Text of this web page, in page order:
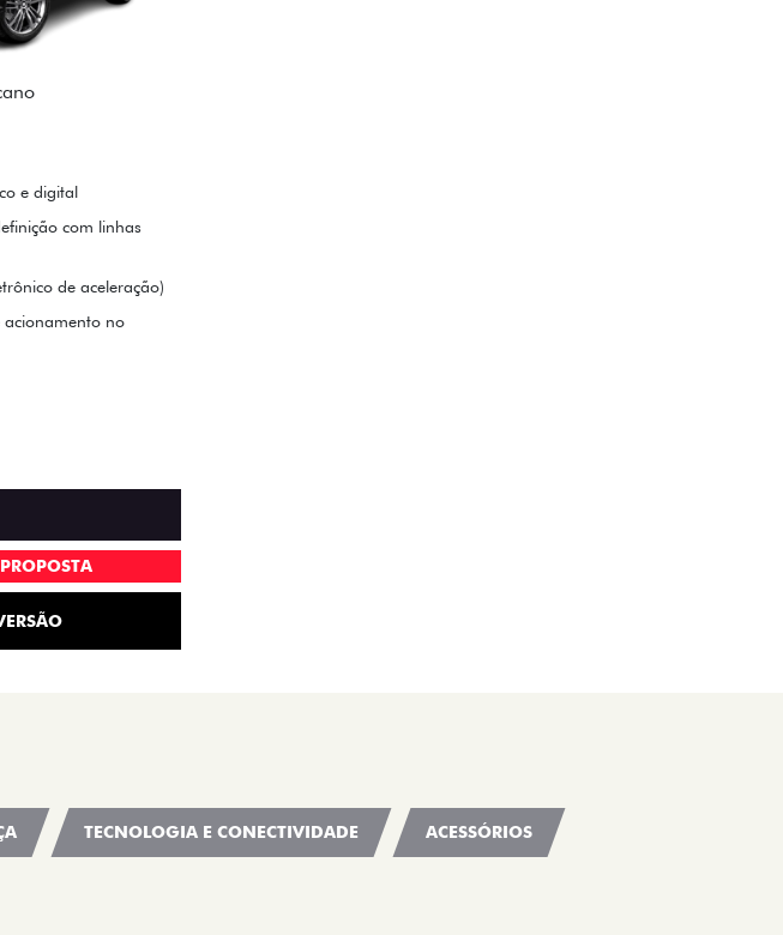
e digital
com linhas
de aceleração)
no
TECNOLOGIA E CONECTIVIDADE ACESSÓRIOS